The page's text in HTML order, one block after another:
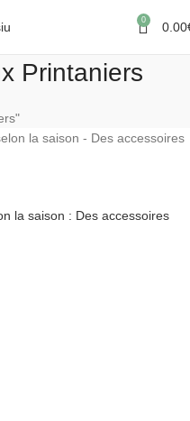
0 0.00
Printaniers
la saison : Des accessoires